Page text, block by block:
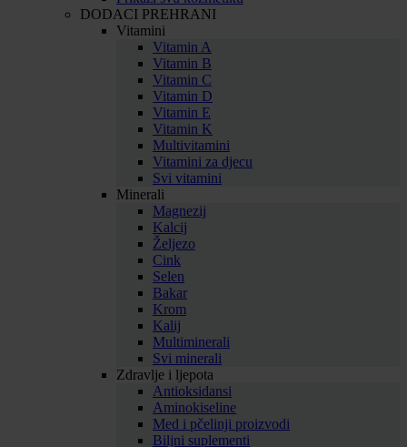
DODACI PREHRANI
Vitamini
Vitamin A
Vitamin B
Vitamin C
Vitamin D
Vitamin E
Vitamin K
Multivitamini
Vitamini za djecu
Svi vitamini
Minerali
Magnezij
Kalcij
Željezo
Cink
Selen
Bakar
Krom
Kalij
Multiminerali
Svi minerali
Zdravlje i ljepota
Antioksidansi
Aminokiseline
Med i pčelinji proizvodi
Biljni suplementi